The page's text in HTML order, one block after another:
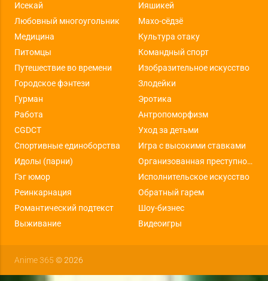
Исекай
Ияшикей
Любовный многоугольник
Махо-сёдзё
Медицина
Культура отаку
Питомцы
Командный спорт
Путешествие во времени
Изобразительное искусство
Городское фэнтези
Злодейки
Гурман
Эротика
Работа
Антропоморфизм
CGDCT
Уход за детьми
Спортивные единоборства
Игра с высокими ставками
Идолы (парни)
Организованная преступность
Гэг юмор
Исполнительское искусство
Реинкарнация
Обратный гарем
Романтический подтекст
Шоу-бизнес
Выживание
Видеоигры
Anime 365 © 2026